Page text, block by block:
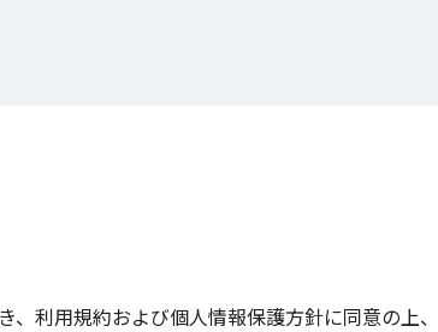
利用規約および個人情報保護方針に同意の上、